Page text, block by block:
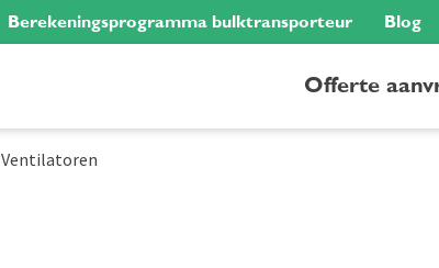
Berekeningsprogramma bulktransporteur Blog
Offerte
Ventilatoren